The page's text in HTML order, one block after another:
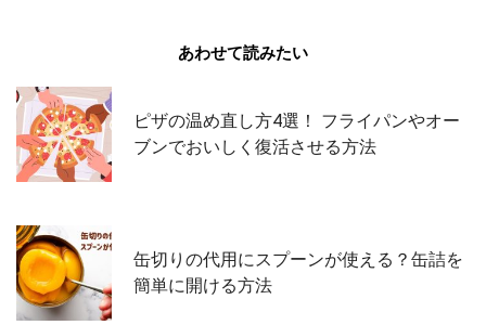
あわせて読みたい
ピザの温め直し方4選！ フライパンやオー
ブンでおいしく復活させる方法
缶切りの代用にスプーンが使える？缶詰を
簡単に開ける方法